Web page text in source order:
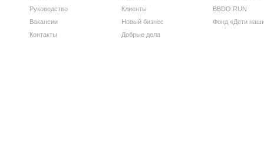
Руководство
Вакансии
Контакты
Клиенты
Новый бизнес
Добрые дела
BBDO RUN
Фонд «Дети